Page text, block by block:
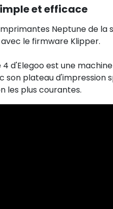
et efficace
Neptune de la
le firmware Klipper.
4 d'Elegoo est une
son plateau d'impression
les plus courantes.